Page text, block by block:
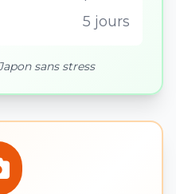
5 jours
sans stress